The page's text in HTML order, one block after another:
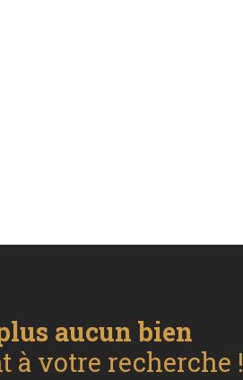
aucun bien
à votre recherche !